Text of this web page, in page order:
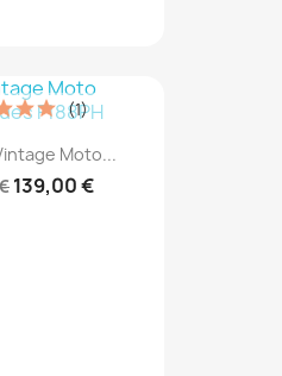
Moto...
139,00 €
(1)